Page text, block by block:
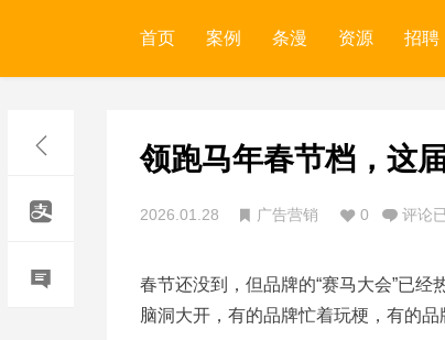
首页 案例 条漫 资源 招聘
领跑马年春节档，这
2026.01.28 广告营销 0 评论
春节还没到，但品牌的“赛马大会”已
脑洞大开，有的品牌忙着玩梗，有的